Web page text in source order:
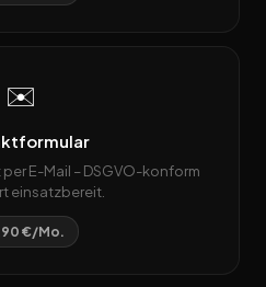
✉️
E-Mail – DSGVO-konform
einsatzbereit.
€/Mo.